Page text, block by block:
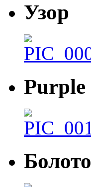
Узор
Purple
Болото